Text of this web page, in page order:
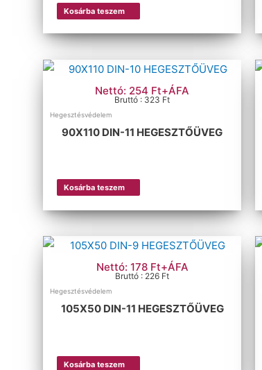
Kosárba teszem
Nettó: 254 Ft+ÁFA
Bruttó : 323 Ft
Hegesztésvédelem
90X110 DIN-11 HEGESZTŐÜVEG
Kosárba teszem
Nettó: 178 Ft+ÁFA
Bruttó : 226 Ft
Hegesztésvédelem
105X50 DIN-11 HEGESZTŐÜVEG
Kosárba teszem